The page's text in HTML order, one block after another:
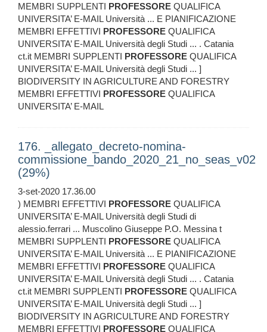
MEMBRI SUPPLENTI PROFESSORE QUALIFICA
UNIVERSITA’ E-MAIL Università ... E PIANIFICAZIONE
MEMBRI EFFETTIVI PROFESSORE QUALIFICA
UNIVERSITA’ E-MAIL Università degli Studi ... . Catania
ct.it MEMBRI SUPPLENTI PROFESSORE QUALIFICA
UNIVERSITA’ E-MAIL Università degli Studi ... ]
BIODIVERSITY IN AGRICULTURE AND FORESTRY
MEMBRI EFFETTIVI PROFESSORE QUALIFICA
UNIVERSITA’ E-MAIL
176. _allegato_decreto-nomina-
commissione_bando_2020_21_no_seas_v02
(29%)
3-set-2020 17.36.00
) MEMBRI EFFETTIVI PROFESSORE QUALIFICA
UNIVERSITA’ E-MAIL Università degli Studi di
alessio.ferrari ... Muscolino Giuseppe P.O. Messina t
MEMBRI SUPPLENTI PROFESSORE QUALIFICA
UNIVERSITA’ E-MAIL Università ... E PIANIFICAZIONE
MEMBRI EFFETTIVI PROFESSORE QUALIFICA
UNIVERSITA’ E-MAIL Università degli Studi ... . Catania
ct.it MEMBRI SUPPLENTI PROFESSORE QUALIFICA
UNIVERSITA’ E-MAIL Università degli Studi ... ]
BIODIVERSITY IN AGRICULTURE AND FORESTRY
MEMBRI EFFETTIVI PROFESSORE QUALIFICA